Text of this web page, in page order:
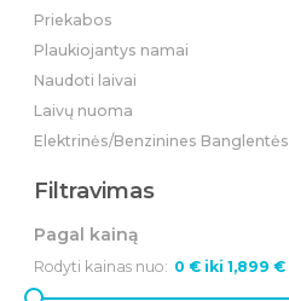
Priekabos
Plaukiojantys namai
Naudoti laivai
Laivų nuoma
Elektrinės/Benzinines Banglentės
Filtravimas
Pagal kainą
Rodyti kainas nuo: